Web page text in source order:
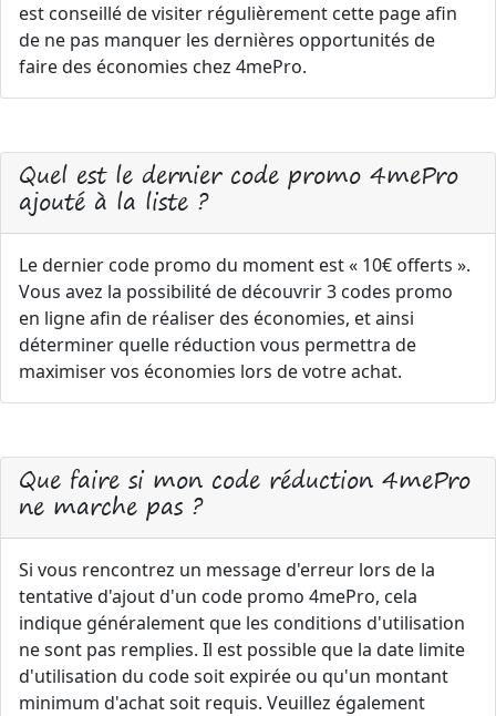
est conseillé de visiter régulièrement cette page afin
de ne pas manquer les dernières opportunités de
faire des économies chez 4mePro.
Quel est le dernier code promo 4mePro
ajouté à la liste ?
Le dernier code promo du moment est « 10€ offerts ».
Vous avez la possibilité de découvrir 3 codes promo
en ligne afin de réaliser des économies, et ainsi
déterminer quelle réduction vous permettra de
maximiser vos économies lors de votre achat.
Que faire si mon code réduction 4mePro
ne marche pas ?
Si vous rencontrez un message d'erreur lors de la
tentative d'ajout d'un code promo 4mePro, cela
indique généralement que les conditions d'utilisation
ne sont pas remplies. Il est possible que la date limite
d'utilisation du code soit expirée ou qu'un montant
minimum d'achat soit requis. Veuillez également